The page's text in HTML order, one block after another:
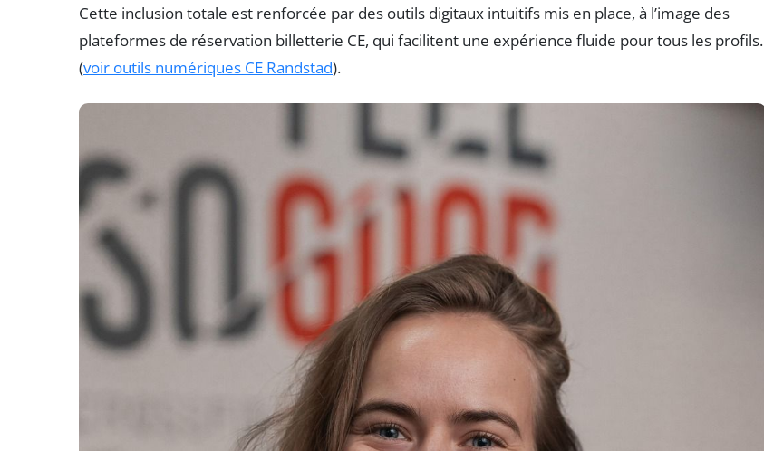
Cette inclusion totale est renforcée par des outils digitaux intuitifs mis en place, à l’image des
plateformes de réservation billetterie CE, qui facilitent une expérience fluide pour tous les profils.
(voir outils numériques CE Randstad).